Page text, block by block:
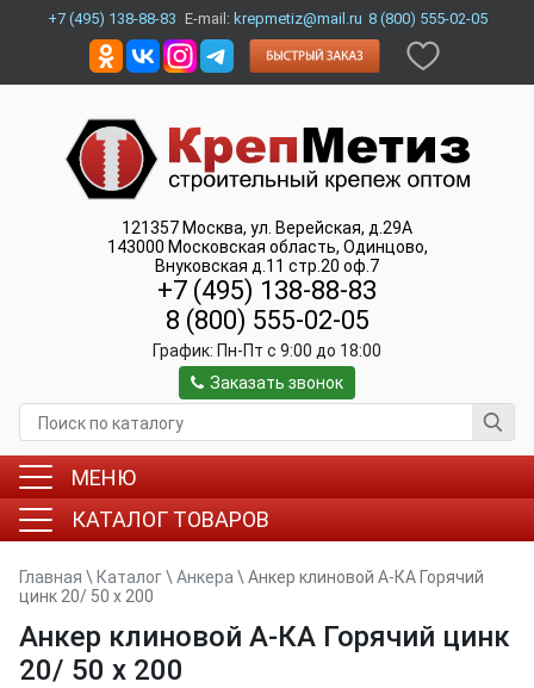
+7 (495) 138-88-83 E-mail: krepmetiz@mail.ru 8 (800) 555-02-05
121357 Москва, ул. Верейская, д.29А
143000 Московская область, Одинцово,
Внуковская д.11 стр.20 оф.7
+7 (495) 138-88-83
8 (800) 555-02-05
График: Пн-Пт c 9:00 до 18:00
Заказать звонок
МЕНЮ
КАТАЛОГ ТОВАРОВ
Главная \ Каталог\ Анкера \ Анкер клиновой А-КА Горячий
цинк 20/ 50 x 200
Анкер клиновой А-КА Горячий цинк
20/ 50 x 200